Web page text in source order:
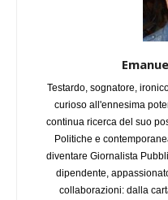
Testardo, sognatore,
curioso all'ennesima
continua ricerca del suo
Politiche e
diventare Giornalista
dipendente,
collaborazioni: dalla